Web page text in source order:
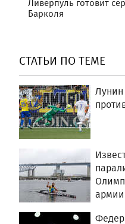
Ливерпуль готовит
Барколя
СТАТЬИ ПО ТЕМЕ
армии